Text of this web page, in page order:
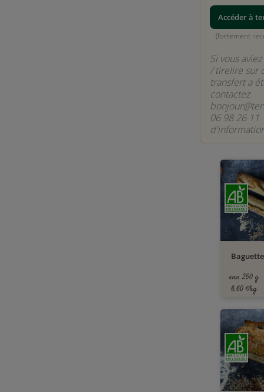
Accéder à
(fortement
Si vous
/ tirelire sur
transfert a
contactez
06 98 26 11
env. 250 g
6,60 €/kg